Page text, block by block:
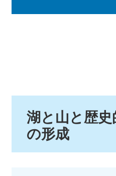
湖と山と歴
の形成